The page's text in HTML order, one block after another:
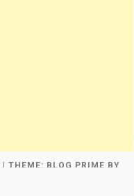
| THEME: BLOG PRIME BY